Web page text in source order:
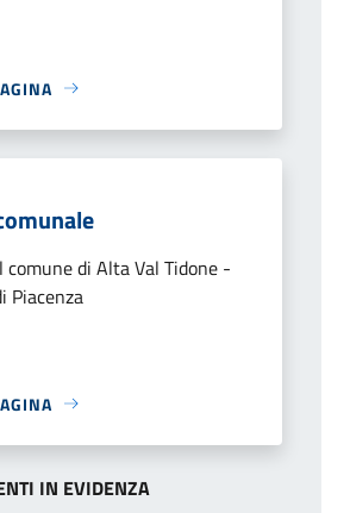
di Alta Val Tidone -
Piacenza
IN EVIDENZA